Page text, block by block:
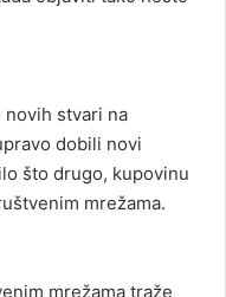
stvari na
dobili novi
što drugo, kupovinu
mrežama.
mrežama traže